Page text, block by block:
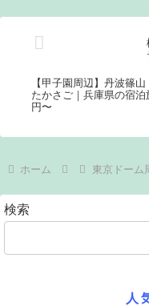
【甲子園周辺】丹波篠
たかさご｜兵庫県の宿泊
円〜
ホーム 東京ドーム
検索
人